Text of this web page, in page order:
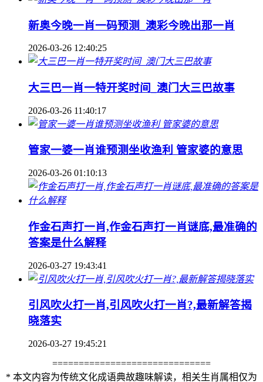
新奥今晚一肖一码预测_澳彩今晚出那一肖
2026-03-26 12:40:25
大三巴一肖一特开奖时间_澳门大三巴故事
2026-03-26 11:40:17
管家一婆一肖谁预测坐收渔利 管家婆的意思
2026-03-26 01:10:13
作金石声打一肖,作金石声打一肖谜底,最准确的
答案是什么解释
2026-03-27 19:43:41
引风吹火打一肖,引风吹火打一肖?,最新解答揭
晓落实
2026-03-27 19:45:21
==============================
* 本文内容为传统文化成语典故趣味解读，相关生肖属相仅为